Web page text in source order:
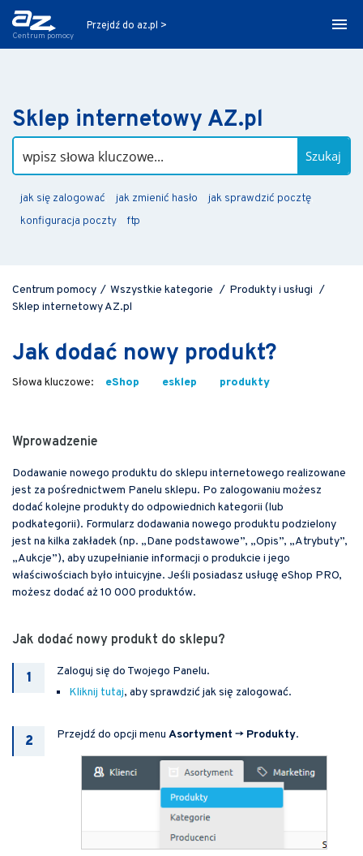
Centrum pomocy
Przejdź do az.pl >
Sklep internetowy AZ.pl
Szukaj
jak się zalogować jak zmienić hasło
jak sprawdzić pocztę
konfiguracja poczty
ftp
Centrum pomocy / Wszystkie kategorie / Produkty i usługi /
Sklep internetowy AZ.pl
Jak dodać nowy produkt?
eShop esklep produkty
Wprowadzenie
Dodawanie nowego produktu do sklepu internetowego realizowane
jest za pośrednictwem Panelu sklepu. Po zalogowaniu możesz
dodać kolejne produkty do odpowiednich kategorii (lub
podkategorii). Formularz dodawania nowego produktu podzielony
jest na kilka zakładek (np. „Dane podstawowe”, „Opis”, „Atrybuty”,
„Aukcje”), aby uzupełnianie informacji o produkcie i jego
właściwościach było intuicyjne. Jeśli posiadasz usługę eShop PRO,
możesz dodać aż 10 000 produktów.
Jak dodać nowy produkt do sklepu?
Zaloguj się do Twojego Panelu.
Kliknij tutaj, aby sprawdzić jak się zalogować.
Przejdź do opcji menu Asortyment -> Produkty.